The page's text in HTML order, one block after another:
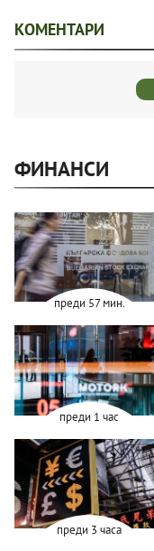
КОМЕНТАРИ
ФИНАНСИ
преди 57 мин.
преди 1 час
преди 3 часа